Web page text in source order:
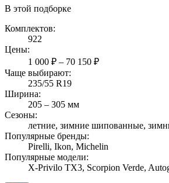
В этой подборке
Комплектов:
922
Цены:
1 000 ₽ – 70 150 ₽
Чаще выбирают:
235/55 R19
Ширина:
205 – 305 мм
Сезоны:
летние, зимние шипованные,
Популярные бренды:
Pirelli, Ikon, Michelin
Популярные модели:
X-Privilo TX3, Scorpion Verde,